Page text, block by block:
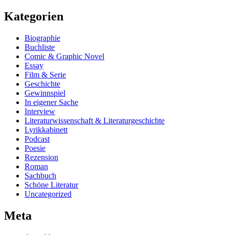
Kategorien
Biographie
Buchliste
Comic & Graphic Novel
Essay
Film & Serie
Geschichte
Gewinnspiel
In eigener Sache
Interview
Literaturwissenschaft & Literaturgeschichte
Lyrikkabinett
Podcast
Poesie
Rezension
Roman
Sachbuch
Schöne Literatur
Uncategorized
Meta